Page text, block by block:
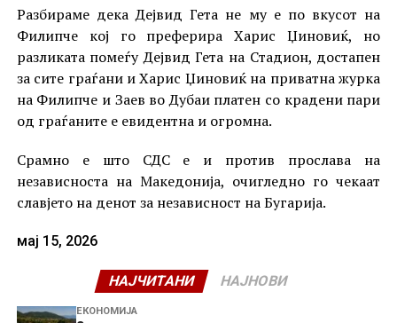
Разбираме дека Дејвид Гета не му е по вкусот на
Филипче кој го преферира Харис Џиновиќ, но
разликата помеѓу Дејвид Гета на Стадион, достапен
за сите граѓани и Харис Џиновиќ на приватна журка
на Филипче и Заев во Дубаи платен со крадени пари
од граѓаните е евидентна и огромна.
Срамно е што СДС е и против прослава на
независноста на Македонија, очигледно го чекаат
славјето на денот за независност на Бугарија.
мај 15, 2026
НАЈЧИТАНИ НАЈНОВИ
ЕКОНОМИЈА